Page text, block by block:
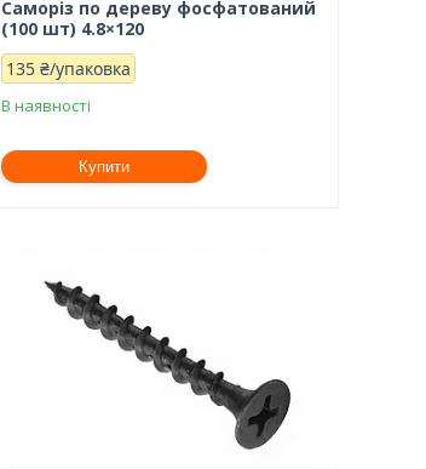
Саморіз по дереву фосфатований
(100 шт) 4.8×120
135 ₴/упаковка
В наявності
Купити